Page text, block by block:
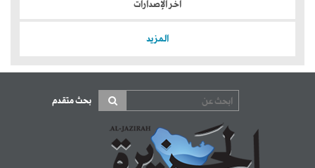
آخر الإصدارات
المزيد
بحث متقدم